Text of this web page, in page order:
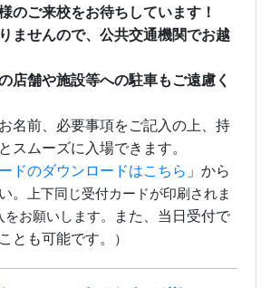
のご来校をお待ちしています！
ませんので、公共交通機関でお越
店舗や施設等への駐車もご遠慮く
名前、必要事項をご記入の上、持
スムーズに入場できます。
ドのダウンロードはこちら 」から
。 上下同じ受付カードが印刷されま
お願いします。
また、当日受付で
とも可能です。
）